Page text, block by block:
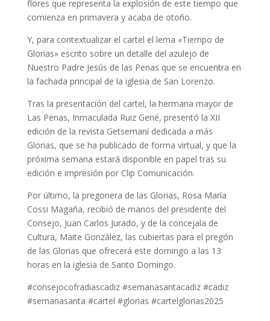
flores que representa la explosión de este tiempo que
comienza en primavera y acaba de otoño.
Y, para contextualizar el cartel el lema «Tiempo de
Glorias» escrito sobre un detalle del azulejo de
Nuestro Padre Jesús de las Penas que se encuentra en
la fachada principal de la iglesia de San Lorenzo.
Tras la presentación del cartel, la hermana mayor de
Las Penas, Inmaculada Ruiz Gené, presentó la XII
edición de la revista Getsemaní dedicada a más
Glorias, que se ha publicado de forma virtual, y que la
próxima semana estará disponible en papel tras su
edición e impresión por Clip Comunicación.
Por último, la pregonera de las Glorias, Rosa María
Cossi Magaña, recibió de manos del presidente del
Consejo, Juan Carlos Jurado, y de la concejala de
Cultura, Maite González, las cubiertas para el pregón
de las Glorias que ofrecerá este domingo a las 13
horas en la iglesia de Santo Domingo.
#consejocofradiascadiz #semanasantacadiz #cadiz
#semanasanta #cartel #glorias #cartelglorias2025